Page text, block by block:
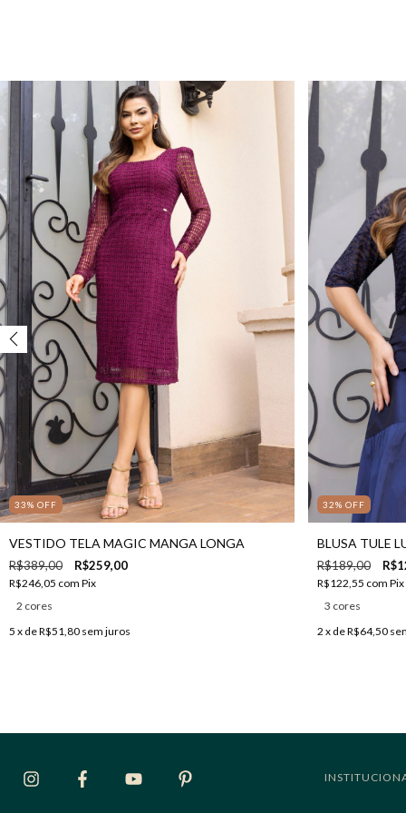
33% OFF
VESTIDO TELA MAGIC MANGA LONGA
R$389,00 R$259,00
R$246,05 com Pix
2 cores
5 x deR$51,80 sem juros
32% OFF
BLUSA TULE
R$189,00
R$122,55 com Pix
3 cores
2 x deR$64,50